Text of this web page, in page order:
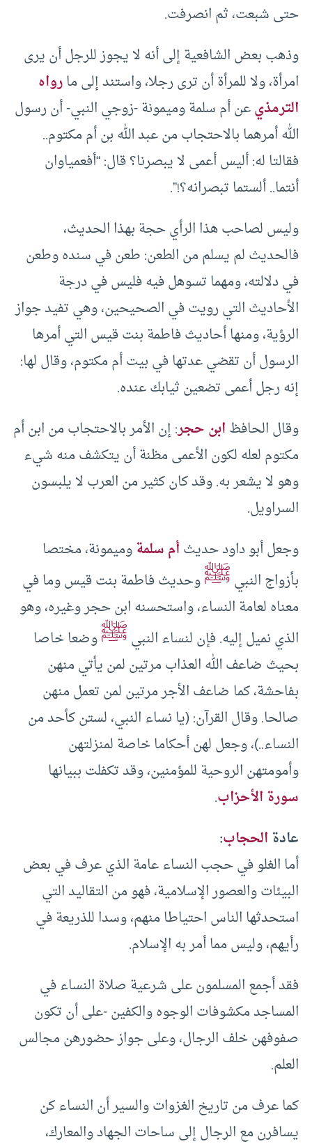
حتى شبعت، ثم انصرفت.
وذهب بعض الشافعية إلى أنه لا يجوز للرجل أن يرى
امرأة، ولا للمرأة أن ترى رجلا، واستند إلى مارواه
الترمذيعن أم سلمة وميمونة -زوجي النبي- أن رسول
الله أمرهما بالاحتجاب من عبد الله بن أم مكتوم..
فقالتا له: أليس أعمى لا يبصرنا؟ قال: “أفعمياوان
أنتما.. ألستما تبصرانه؟!”.
وليس لصاحب هذا الرأي حجة بهذا الحديث،
فالحديث لم يسلم من الطعن: طعن في سنده وطعن
في دلالته، ومهما تسوهل فيه فليس في درجة
الأحاديث التي رويت في الصحيحين، وهي تفيد جواز
الرؤية، ومنها أحاديث فاطمة بنت قيس التي أمرها
الرسول أن تقضي عدتها في بيت أم مكتوم، وقال لها:
إنه رجل أعمى تضعين ثيابك عنده.
وقال الحافظابن حجر: إن الأمر بالاحتجاب من ابن أم
مكتوم لعله لكون الأعمى مظنة أن يتكشف منه شيء
وهو لا يشعر به. وقد كان كثير من العرب لا يلبسون
السراويل.
وجعل أبو داود حديثأم سلمةوميمونة، مختصا
بأزواج النبيﷺوحديث فاطمة بنت قيس وما في
معناه لعامة النساء، واستحسنه ابن حجر وغيره، وهو
الذي نميل إليه. فإن لنساء النبيﷺوضعا خاصا
بحيث ضاعف الله العذاب مرتين لمن يأتي منهن
بفاحشة، كما ضاعف الأجر مرتين لمن تعمل منهن
صالحا. وقال القرآن: (يا نساء النبي، لستن كأحد من
النساء..)، وجعل لهن أحكاما خاصة لمنزلتهن
وأمومتهن الروحية للمؤمنين، وقد تكفلت ببيانها
سورة الأحزاب.
عادةالحجاب:
أما الغلو في حجب النساء عامة الذي عرف في بعض
البيئات والعصور الإسلامية، فهو من التقاليد التي
استحدثها الناس احتياطا منهم، وسدا للذريعة في
رأيهم، وليس مما أمر به الإسلام.
فقد أجمع المسلمون على شرعية صلاة النساء في
المساجد مكشوفات الوجوه والكفين -على أن تكون
صفوفهن خلف الرجال، وعلى جواز حضورهن مجالس
العلم.
كما عرف من تاريخ الغزوات والسير أن النساء كن
يسافرن مع الرجال إلى ساحات الجهاد والمعارك،